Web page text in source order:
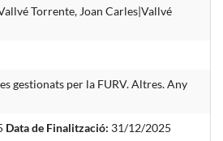
Torrente, Joan Carles|Vallvé
gestionats per la FURV. Altres. Any
Data de Finalització: 31/12/2025